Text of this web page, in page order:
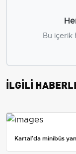
Bu içerik
İLGİLİ
Kartal'da minibüs